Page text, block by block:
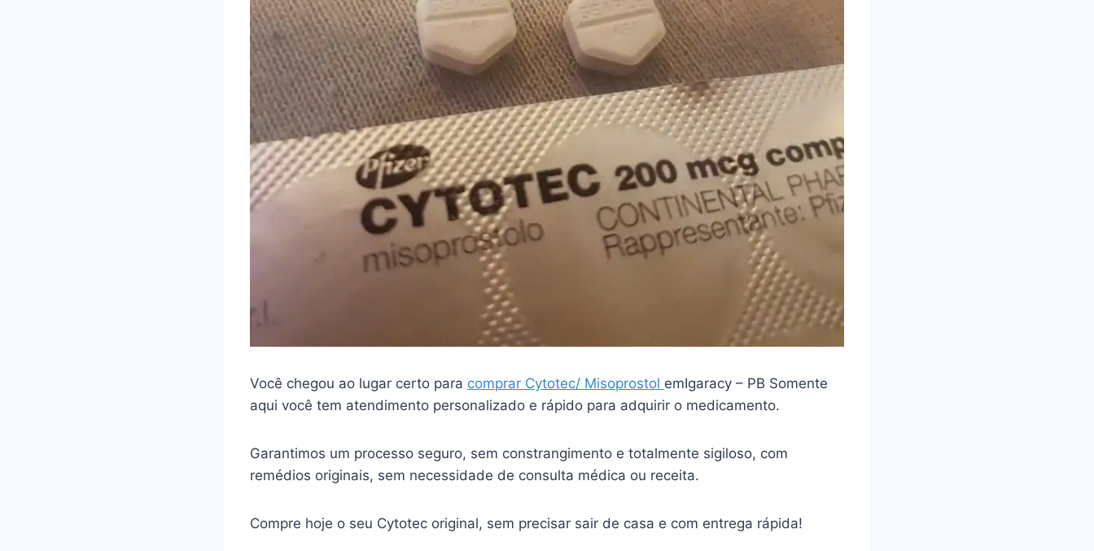
Você chegou ao lugar certo para comprar Cytotec/ Misoprostol emIgaracy – PB Somente
aqui você tem atendimento personalizado e rápido para adquirir o medicamento.
Garantimos um processo seguro, sem constrangimento e totalmente sigiloso, com
remédios originais, sem necessidade de consulta médica ou receita.
Compre hoje o seu Cytotec original, sem precisar sair de casa e com entrega rápida!